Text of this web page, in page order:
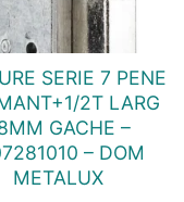
SERIE 7 PENE
2T LARG
GACHE –
– DOM
METALUX